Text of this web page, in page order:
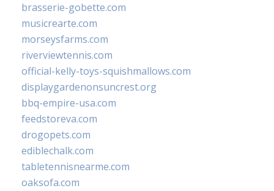
brasserie-gobette.com
musicrearte.com
morseysfarms.com
riverviewtennis.com
official-kelly-toys-squishmallows.com
displaygardenonsuncrest.org
bbq-empire-usa.com
feedstoreva.com
drogopets.com
ediblechalk.com
tabletennisnearme.com
oaksofa.com